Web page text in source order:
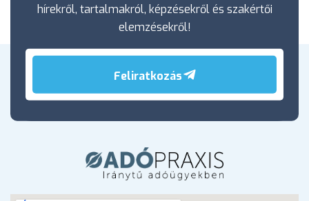
hírekről, tartalmakról, képzésekről és szakértői
elemzésekről!
Feliratkozás